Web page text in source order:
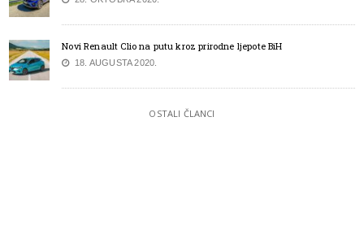
Novi Renault Clio na putu kroz prirodne ljepote BiH
18. AUGUSTA 2020.
OSTALI ČLANCI